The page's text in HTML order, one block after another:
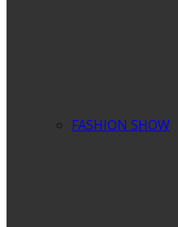
FASHION SHOW